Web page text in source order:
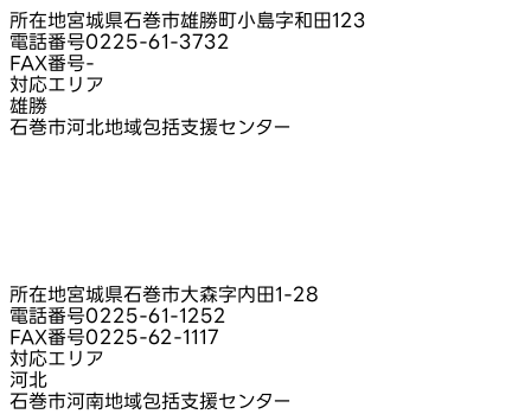
所在地宮城県石巻市雄勝町小島字和田123
電話番号0225-61-3732
FAX番号-
対応エリア
雄勝
石巻市河北地域包括支援センター
所在地宮城県石巻市大森字内田1‑28
電話番号0225-61-1252
FAX番号0225-62-1117
対応エリア
河北
石巻市河南地域包括支援センター